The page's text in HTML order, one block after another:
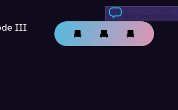
III
Skriv anmeldelse